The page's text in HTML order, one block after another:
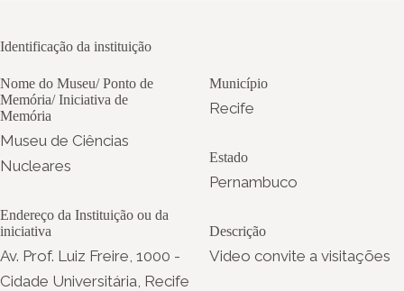
Identificação da instituição
Nome do Museu/ Ponto de
Memória/ Iniciativa de
Memória
Museu de Ciências
Nucleares
Endereço da Instituição ou da
iniciativa
Av. Prof. Luiz Freire, 1000 -
Cidade Universitária, Recife
Município
Recife
Estado
Pernambuco
Descrição
Video convite a visitações